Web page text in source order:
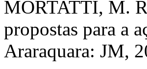
MORTATTI, M.
propostas para a
Araraquara: JM,